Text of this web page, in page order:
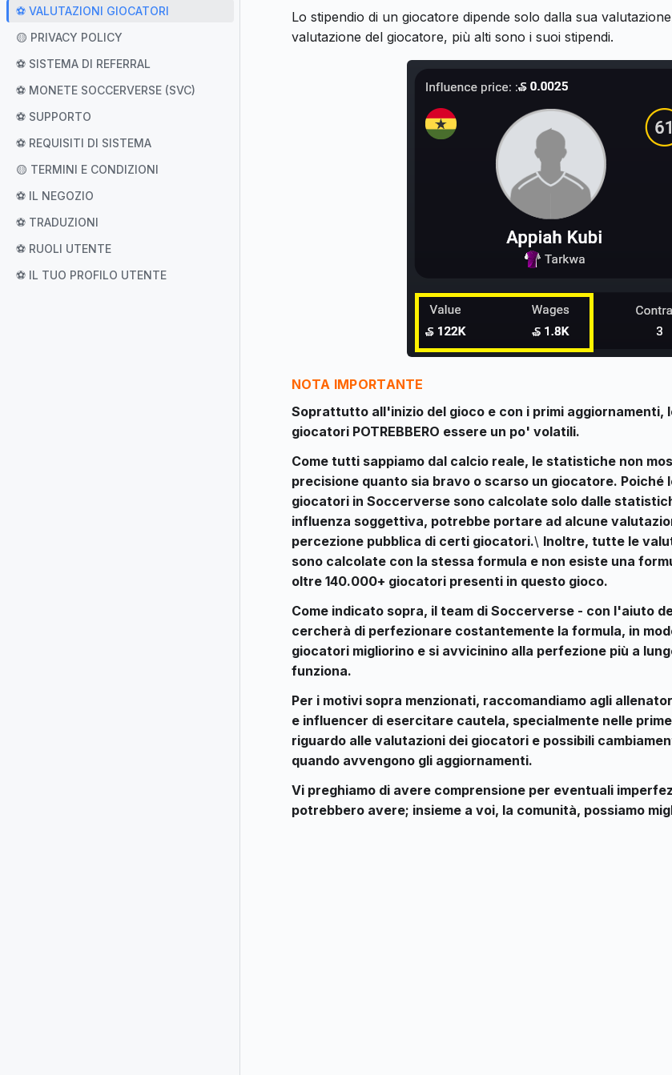
⚽ VALUTAZIONI GIOCATORI
🟡 PRIVACY POLICY
⚽ SISTEMA DI REFERRAL
⚽ MONETE SOCCERVERSE (SVC)
⚽ SUPPORTO
⚽ REQUISITI DI SISTEMA
🟡 TERMINI E CONDIZIONI
⚽ IL NEGOZIO
⚽ TRADUZIONI
⚽ RUOLI UTENTE
⚽ IL TUO PROFILO UTENTE
Lo stipendio di un giocatore dipende solo dalla sua
valutazione del giocatore, più alti sono i suoi stipendi.
NOTA IMPORTANTE
Soprattutto all'inizio del gioco e con i primi aggiornamenti,
giocatori POTREBBERO essere un po' volatili.
Come tutti sappiamo dal calcio reale, le statistiche non
precisione quanto sia bravo o scarso un giocatore. Poiché
giocatori in Soccerverse sono calcolate solo dalle
influenza soggettiva, potrebbe portare ad alcune
percezione pubblica di certi giocatori.\ Inoltre, tutte le
sono calcolate con la stessa formula e non esiste una
oltre 140.000+ giocatori presenti in questo gioco.
Come indicato sopra, il team di Soccerverse - con l'aiuto
cercherà di perfezionare costantemente la formula, in
giocatori migliorino e si avvicinino alla perfezione più a
funziona.
Per i motivi sopra menzionati, raccomandiamo agli
e influencer di esercitare cautela, specialmente nelle
riguardo alle valutazioni dei giocatori e possibili
quando avvengono gli aggiornamenti.
Vi preghiamo di avere comprensione per eventuali
potrebbero avere; insieme a voi, la comunità, possiamo